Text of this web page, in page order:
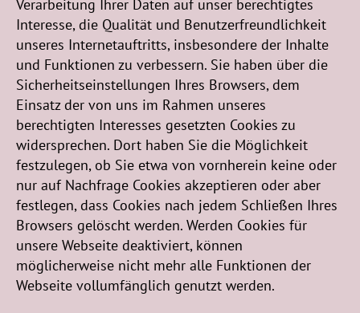
Verarbeitung Ihrer Daten auf unser berechtigtes
Interesse, die Qualität und Benutzerfreundlichkeit
unseres Internetauftritts, insbesondere der Inhalte
und Funktionen zu verbessern. Sie haben über die
Sicherheitseinstellungen Ihres Browsers, dem
Einsatz der von uns im Rahmen unseres
berechtigten Interesses gesetzten Cookies zu
widersprechen. Dort haben Sie die Möglichkeit
festzulegen, ob Sie etwa von vornherein keine oder
nur auf Nachfrage Cookies akzeptieren oder aber
festlegen, dass Cookies nach jedem Schließen Ihres
Browsers gelöscht werden. Werden Cookies für
unsere Webseite deaktiviert, können
möglicherweise nicht mehr alle Funktionen der
Webseite vollumfänglich genutzt werden.